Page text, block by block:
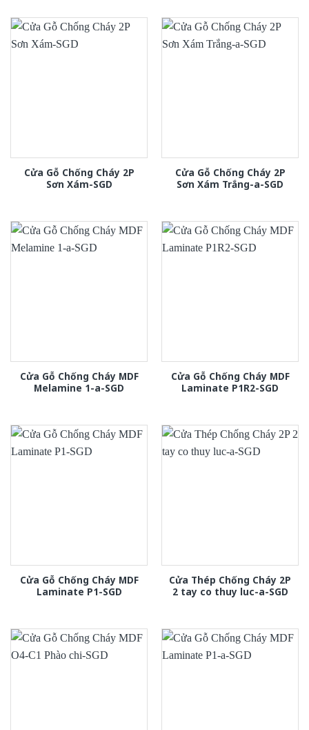
Cửa Gỗ Chống Cháy 2P
Sơn Xám-SGD
Cửa Gỗ Chống Cháy 2P
Sơn Xám Trắng-a-SGD
Cửa Gỗ Chống Cháy MDF
Melamine 1-a-SGD
Cửa Gỗ Chống Cháy MDF
Laminate P1R2-SGD
Cửa Gỗ Chống Cháy MDF
Laminate P1-SGD
Cửa Thép Chống Cháy 2P
2 tay co thuy luc-a-SGD